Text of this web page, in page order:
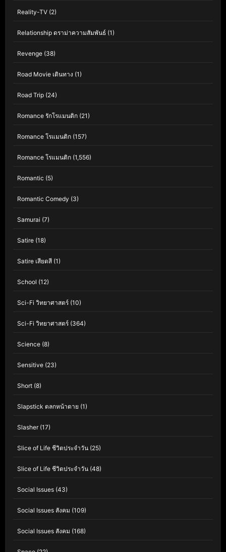
Reality-TV (2)
Relationship ดราม่าความสัมพันธ์ (1)
Revenge (38)
Road Movie เดินทาง (1)
Road Trip (24)
Romance รักโรแมนติก (21)
Romance โรแมนติก (157)
Romance โรแมนติก (1,556)
Romantic (5)
Romantic Comedy (3)
Samurai (7)
Satire (18)
Satire เสียดสี (1)
School (12)
Sci-Fi วิทยาศาสตร์ (10)
Sci-Fi วิทยาศาสตร์ (364)
Science (8)
Sensitive (23)
Short (8)
Slapstick ตลกหน้าตาย (1)
Slasher(17)
Slice of Life ชีวิตประจำวัน (25)
Slice of Life ชีวิตประจำวัน (48)
Social Issues (43)
Social Issues สังคม (109)
Social Issues สังคม (168)